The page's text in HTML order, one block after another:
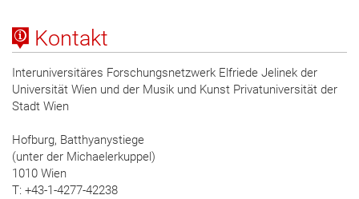
Kontakt
Interuniversitäres Forschungsnetzwerk Elfriede Jelinek der
Universität Wien und der Musik und Kunst Privatuniversität der
Stadt Wien
Hofburg, Batthyanystiege
(unter der Michaelerkuppel)
1010 Wien
T: +43-1-4277-42238